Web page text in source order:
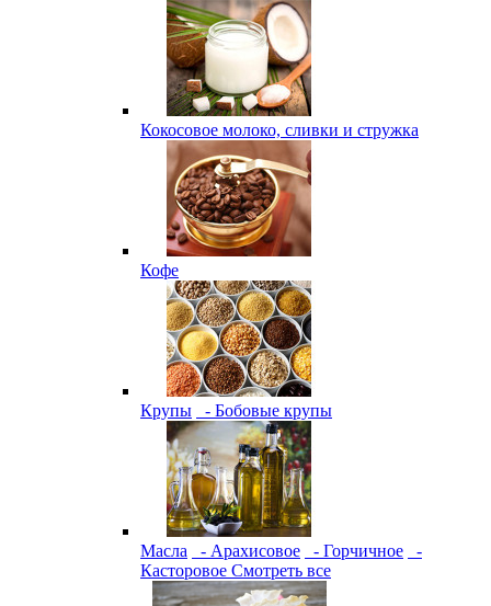
Кокосовое молоко, сливки и стружка
Кофе
Крупы - Бобовые крупы
Масла - Арахисовое - Горчичное
-
Касторовое Смотреть все